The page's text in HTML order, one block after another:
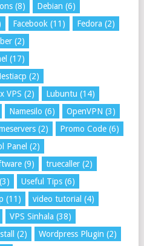
(8) Debian (6)
Facebook (11) Fedora (2)
(2)
(17)
(2)
VPS (2) Lubuntu (14)
Namesilo (6) OpenVPN (3)
(2) Promo Code(6)
Panel (2)
(9) truecaller(2)
(3) Useful Tips(6)
(11) video tutorial (4)
VPS Sinhala (38)
(2) Wordpress Plugin (2)